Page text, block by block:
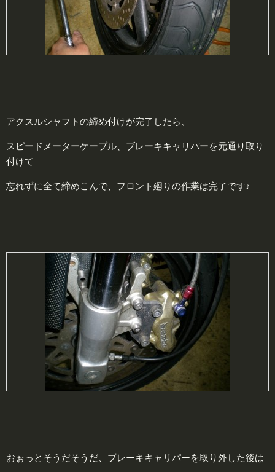
アクスルシャフトの締め付けが完了したら、
スピードメーターケーブル、ブレーキキャリパーを元通り取り
付けて
忘れずに全て締めこんで、フロント廻りの作業は完了です♪
おぉっとそうだそうだ、ブレーキキャリパーを取り外した後は